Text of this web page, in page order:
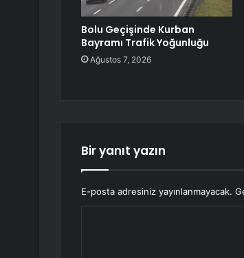
Bolu Geçişinde Kurban
Bayramı Trafik Yoğunluğu
Ağustos 7, 2026
Bir yanıt yazın
E-posta adresiniz yayınlanmayacak.